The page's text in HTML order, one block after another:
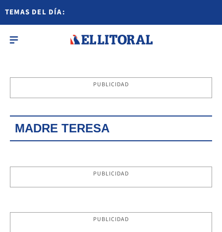
TEMAS DEL DÍA:
PUBLICIDAD
MADRE TERESA
PUBLICIDAD
PUBLICIDAD